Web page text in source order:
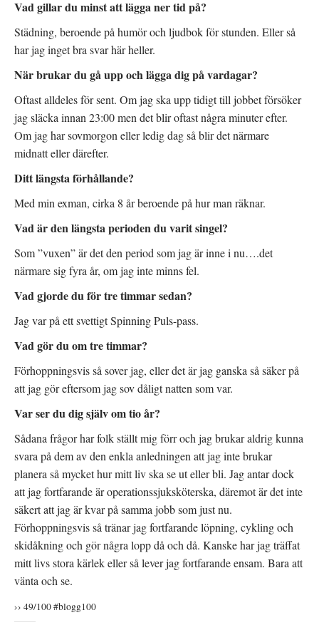
Vad gillar du minst att lägga ner tid på?
Städning, beroende på humör och ljudbok för stunden. Eller så
har jag inget bra svar här heller.
När brukar du gå upp och lägga dig på vardagar?
Oftast alldeles för sent. Om jag ska upp tidigt till jobbet försöker
jag släcka innan 23:00 men det blir oftast några minuter efter.
Om jag har sovmorgon eller ledig dag så blir det närmare
midnatt eller därefter.
Ditt längsta förhållande?
Med min exman, cirka 8 år beroende på hur man räknar.
Vad är den längsta perioden du varit singel?
Som ”vuxen” är det den period som jag är inne i nu….det
närmare sig fyra år, om jag inte minns fel.
Vad gjorde du för tre timmar sedan?
Jag var på ett svettigt Spinning Puls-pass.
Vad gör du om tre timmar?
Förhoppningsvis så sover jag, eller det är jag ganska så säker på
att jag gör eftersom jag sov dåligt natten som var.
Var ser du dig själv om tio år?
Sådana frågor har folk ställt mig förr och jag brukar aldrig kunna
svara på dem av den enkla anledningen att jag inte brukar
planera så mycket hur mitt liv ska se ut eller bli. Jag antar dock
att jag fortfarande är operationssjuksköterska, däremot är det inte
säkert att jag är kvar på samma jobb som just nu.
Förhoppningsvis så tränar jag fortfarande löpning, cykling och
skidåkning och gör några lopp då och då. Kanske har jag träffat
mitt livs stora kärlek eller så lever jag fortfarande ensam. Bara att
vänta och se.
›› 49/100 #blogg100